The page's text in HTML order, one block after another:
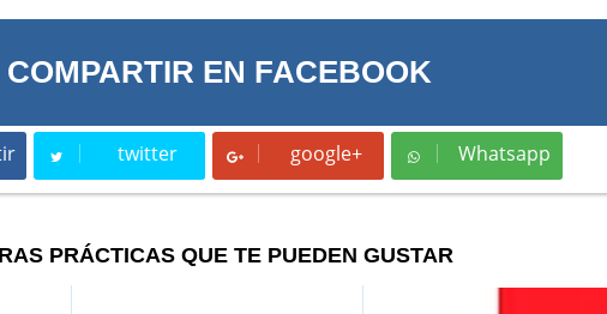
COMPARTIR EN FACEBOOK
twitter
Tweet google+ Whatsapp
Whatsapp
PRÁCTICAS QUE TE PUEDEN GUSTAR